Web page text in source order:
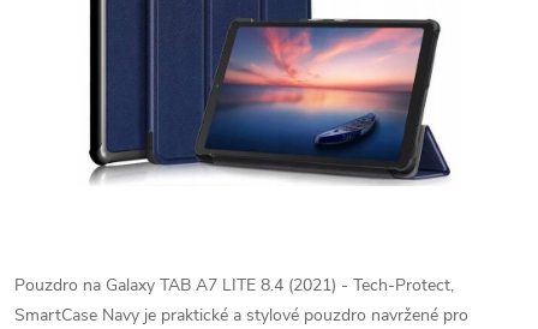
Pouzdro na Galaxy TAB A7 LITE 8.4 (2021) - Tech-Protect,
SmartCase Navy je praktické a stylové pouzdro navržené pro